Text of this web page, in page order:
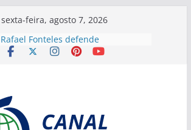
sexta-feira, agosto 7, 2026
Rafael Fonteles defende
financiamentos para acelerar
Norte de Teresina; operação
também apreende três
adolescentes